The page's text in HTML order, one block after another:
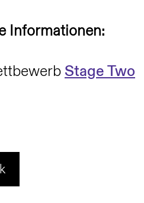
Informationen:
Stage Two